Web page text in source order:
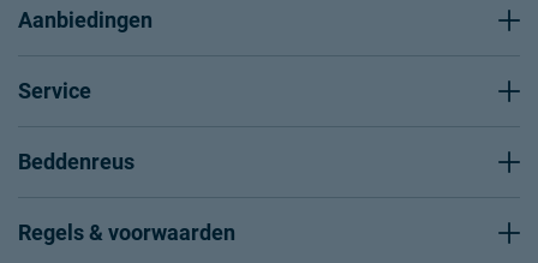
Aanbiedingen
Service
Beddenreus
Regels & voorwaarden